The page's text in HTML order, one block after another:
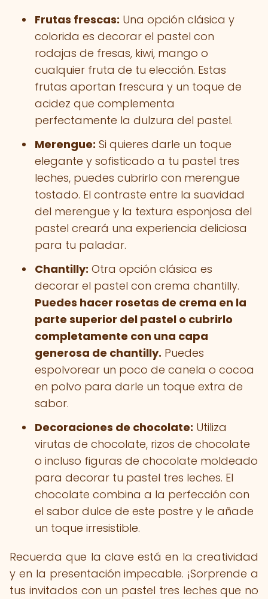
Frutas frescas: Una opción clásica y
colorida es decorar el pastel con
rodajas de fresas, kiwi, mango o
cualquier fruta de tu elección. Estas
frutas aportan frescura y un toque de
acidez que complementa
perfectamente la dulzura del pastel.
Merengue: Si quieres darle un toque
elegante y sofisticado a tu pastel tres
leches, puedes cubrirlo con merengue
tostado. El contraste entre la suavidad
del merengue y la textura esponjosa del
pastel creará una experiencia deliciosa
para tu paladar.
Chantilly: Otra opción clásica es
decorar el pastel con crema chantilly.
Puedes hacer rosetas de crema en la
parte superior del pastel o cubrirlo
completamente con una capa
generosa de chantilly. Puedes
espolvorear un poco de canela o cocoa
en polvo para darle un toque extra de
sabor.
Decoraciones de chocolate: Utiliza
virutas de chocolate, rizos de chocolate
o incluso figuras de chocolate moldeado
para decorar tu pastel tres leches. El
chocolate combina a la perfección con
el sabor dulce de este postre y le añade
un toque irresistible.
Recuerda que la clave está en la creatividad
y en la presentación impecable. ¡Sorprende a
tus invitados con un pastel tres leches que no